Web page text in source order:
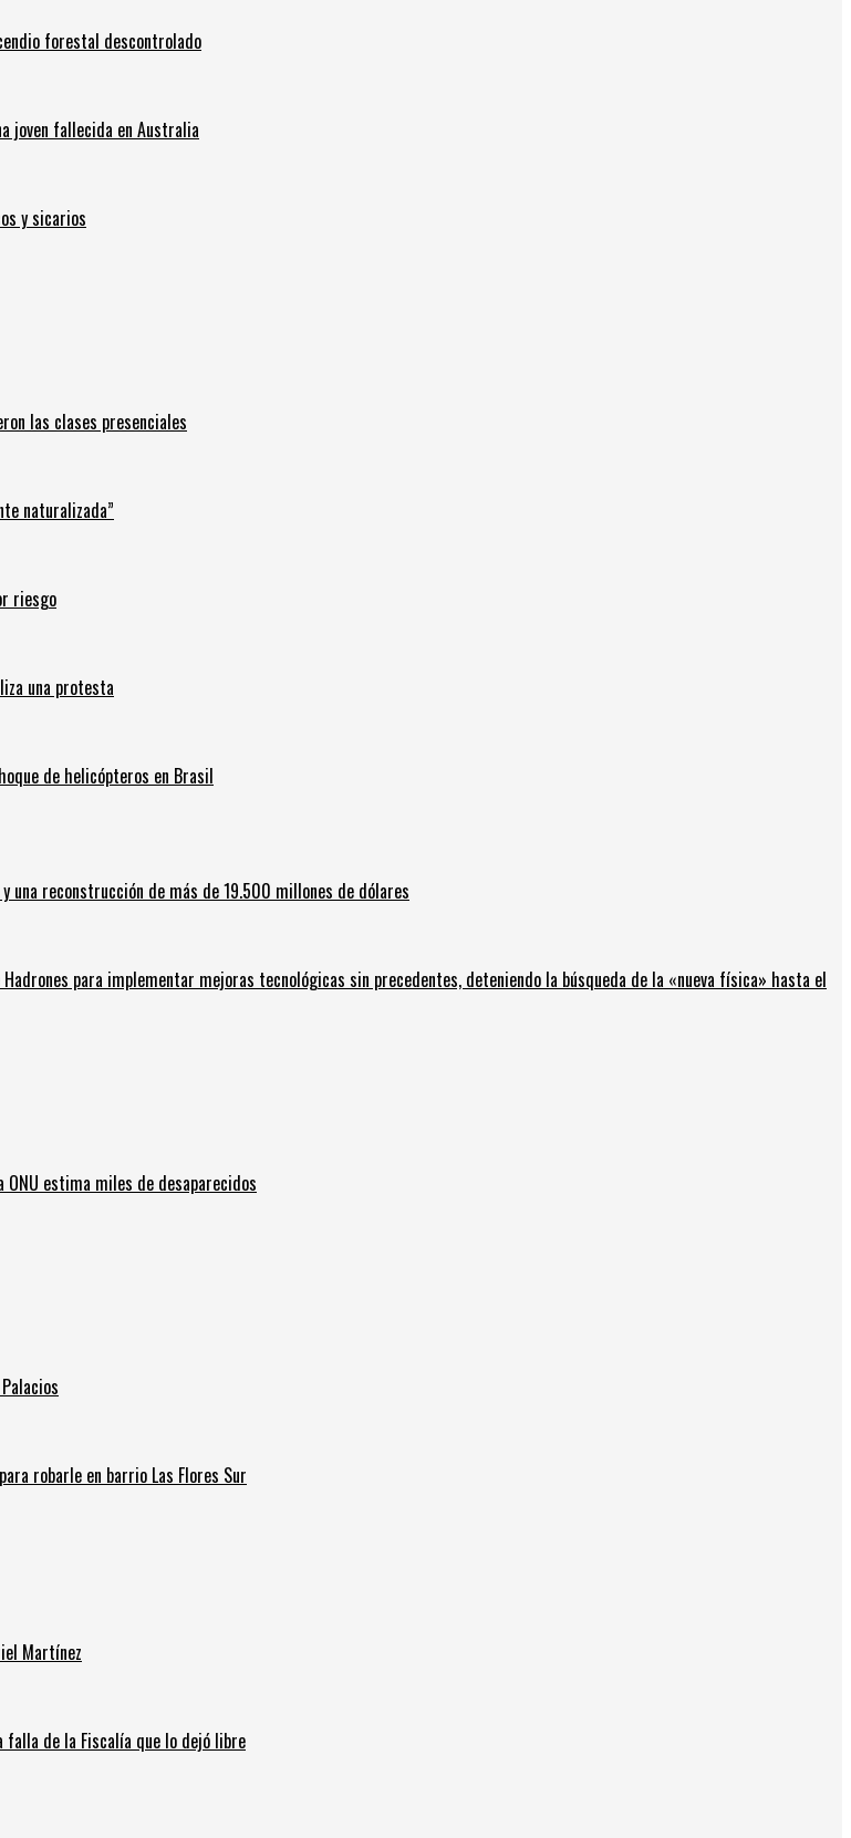
forestal descontrolado
joven fallecida en Australia
y sicarios
las clases presenciales
naturalizada”
riesgo
una protesta
de helicópteros en Brasil
una reconstrucción de más de 19.500 millones de dólares
para implementar mejoras tecnológicas sin precedentes, deteniendo la búsqueda de la «nueva física» hasta el
estima miles de desaparecidos
robarle en barrio Las Flores Sur
Martínez
falla de la Fiscalía que lo dejó libre